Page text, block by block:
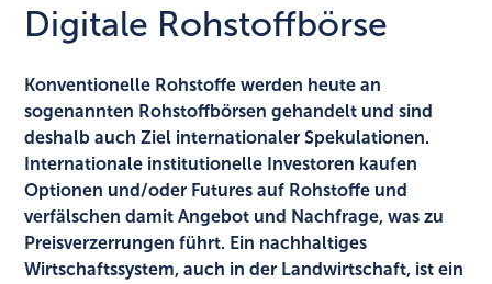
Digitale Rohstoffbörse
Konventionelle Rohstoffe werden heute an
sogenannten Rohstoffbörsen gehandelt und sind
deshalb auch Ziel internationaler Spekulationen.
Internationale institutionelle Investoren kaufen
Optionen und/oder Futures auf Rohstoffe und
verfälschen damit Angebot und Nachfrage, was zu
Preisverzerrungen führt. Ein nachhaltiges
Wirtschaftssystem, auch in der Landwirtschaft, ist ein